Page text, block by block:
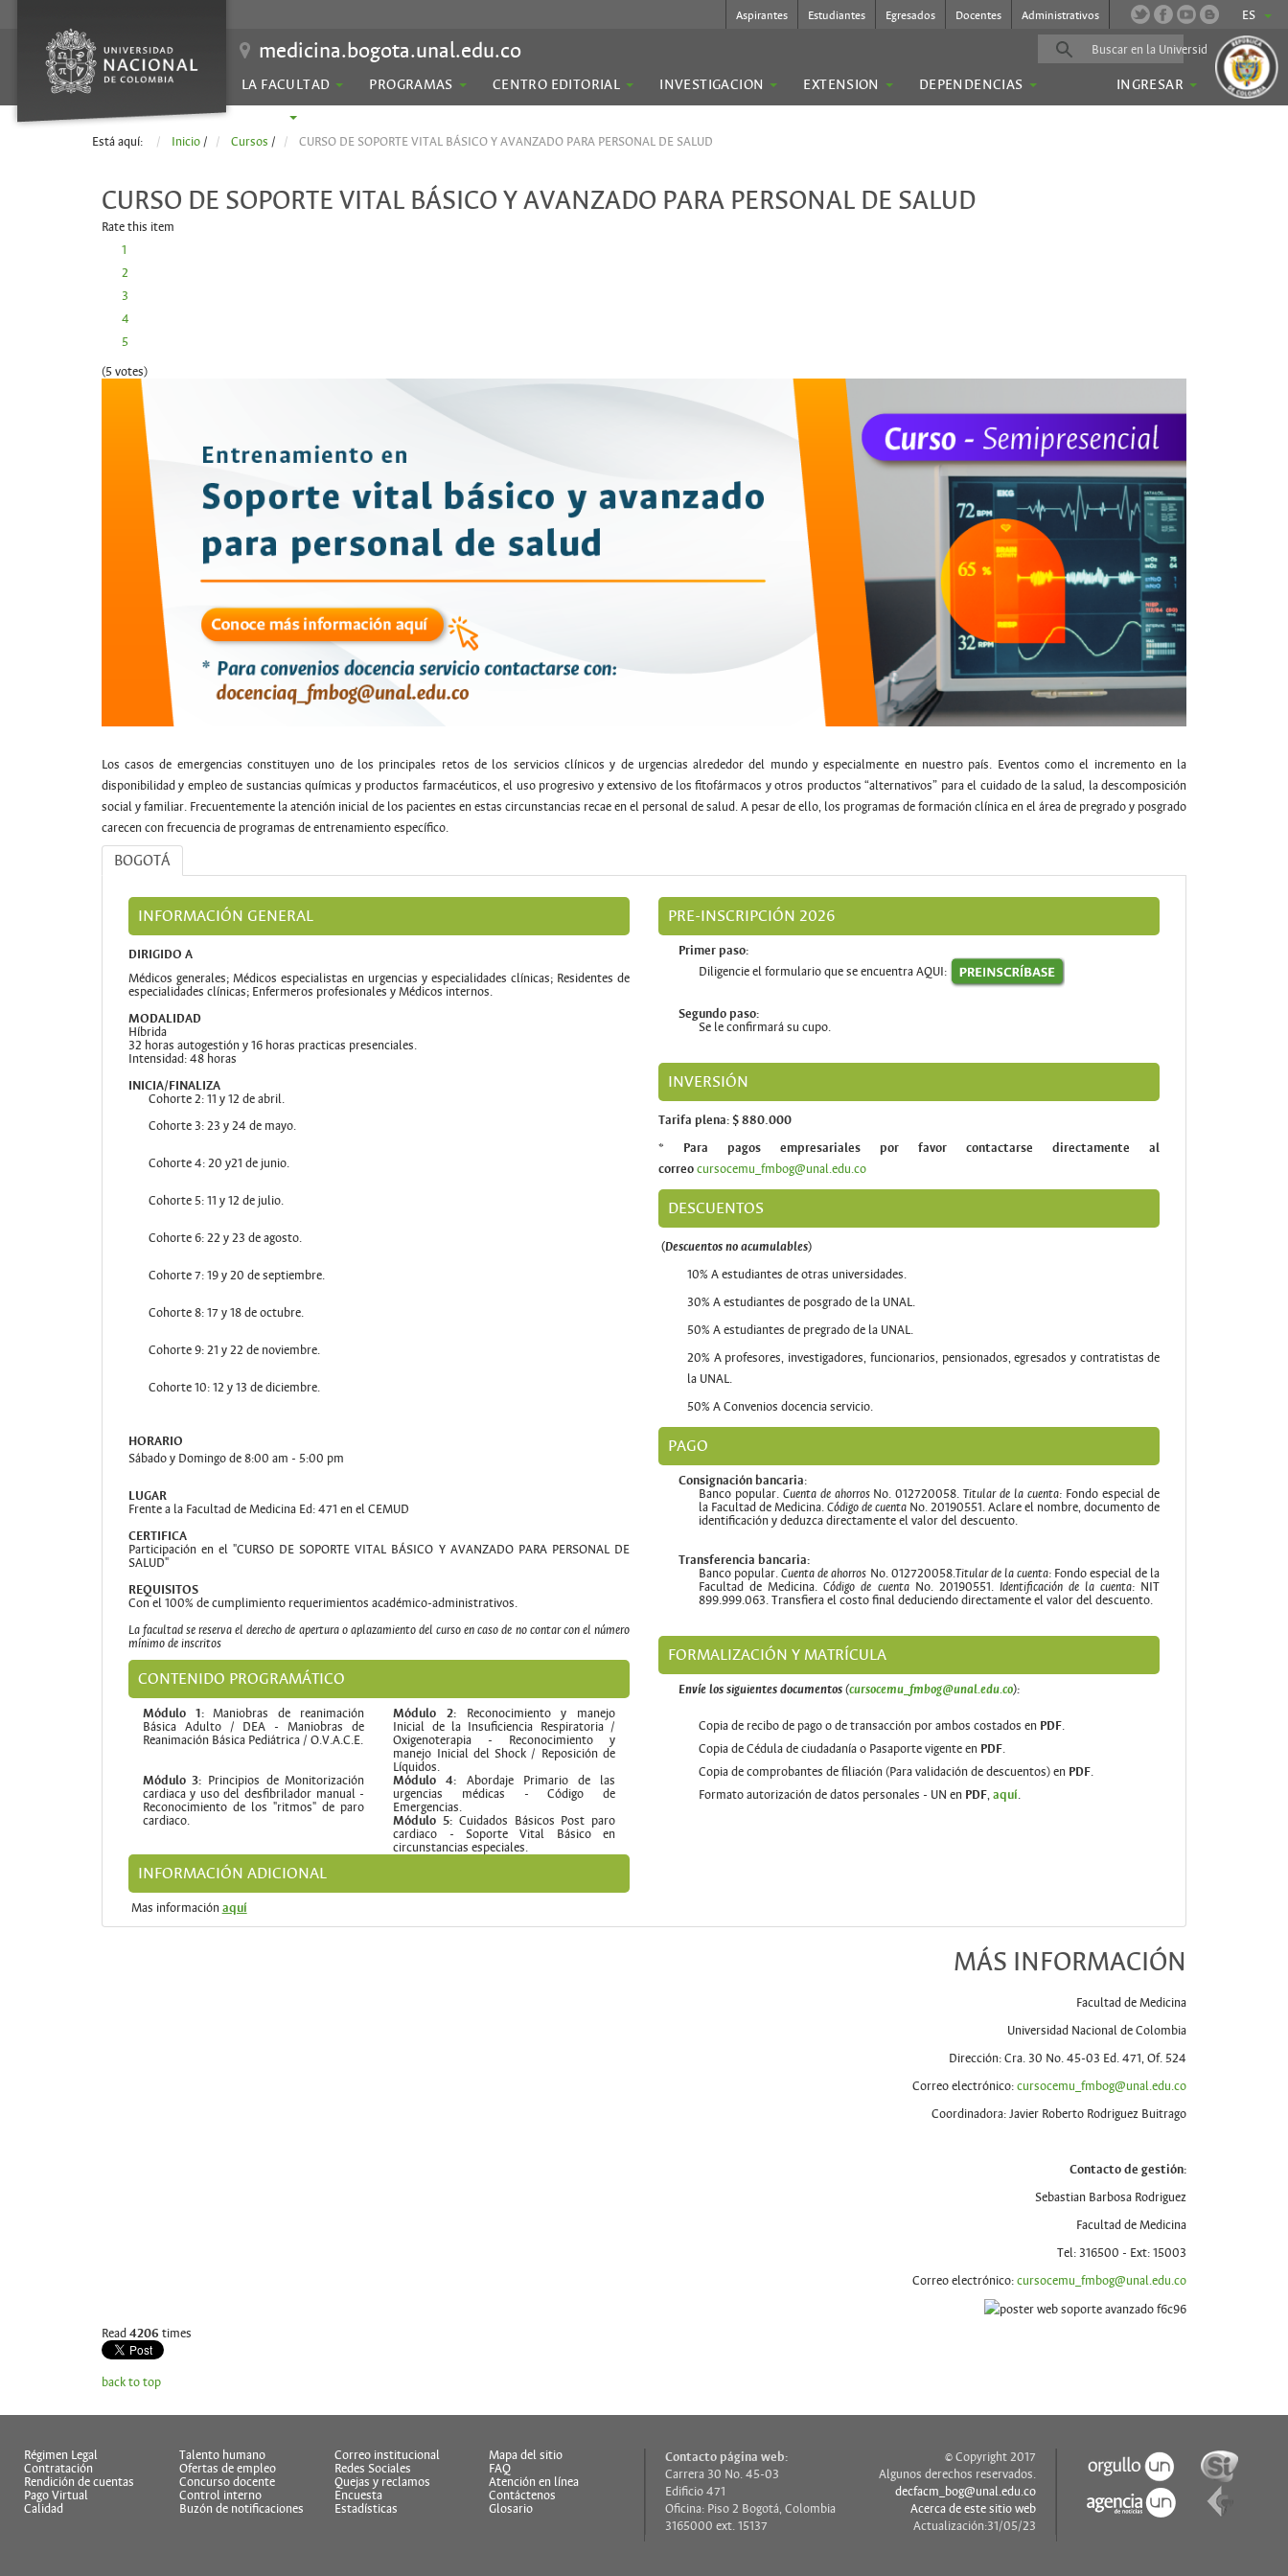
ES
Aspirantes Estudiantes Egresados Docentes Administrativos
medicina.bogota.unal.edu.co
LA FACULTAD PROGRAMAS CENTRO EDITORIAL INVESTIGACION EXTENSION DEPENDENCIAS
INGRESAR
Está aquí: Inicio / Cursos / CURSO DE SOPORTE VITAL BÁSICO Y AVANZADO PARA PERSONAL DE SALUD
CURSO DE SOPORTE VITAL BÁSICO Y AVANZADO PARA PERSONAL DE SALUD
Rate this item
1
2
3
4
5
(5 votes)
Los casos de emergencias constituyen uno de los principales retos de los servicios clínicos y de urgencias alrededor del mundo y especialmente en nuestro país. Eventos como el incremento en la
disponibilidad y empleo de sustancias químicas y productos farmacéuticos, el uso progresivo y extensivo de los fitofármacos y otros productos “alternativos” para el cuidado de la salud, la descomposición
social y familiar. Frecuentemente la atención inicial de los pacientes en estas circunstancias recae en el personal de salud. A pesar de ello, los programas de formación clínica en el área de pregrado y posgrado
carecen con frecuencia de programas de entrenamiento específico.
BOGOTÁ
INFORMACIÓN GENERAL
DIRIGIDO A
Médicos generales; Médicos especialistas en urgencias y especialidades clínicas; Residentes de
especialidades clínicas; Enfermeros profesionales y Médicos internos.
MODALIDAD
Híbrida
32 horas autogestión y 16 horas practicas presenciales.
Intensidad: 48 horas
INICIA/FINALIZA
Cohorte 2: 11 y 12 de abril.
Cohorte 3: 23 y 24 de mayo.
Cohorte 4: 20 y21 de junio.
Cohorte 5: 11 y 12 de julio.
Cohorte 6: 22 y 23 de agosto.
Cohorte 7: 19 y 20 de septiembre.
Cohorte 8: 17 y 18 de octubre.
Cohorte 9: 21 y 22 de noviembre.
Cohorte 10: 12 y 13 de diciembre.
HORARIO
Sábado y Domingo de 8:00 am - 5:00 pm
LUGAR
Frente a la Facultad de Medicina Ed: 471 en el CEMUD
CERTIFICA
Participación en el "CURSO DE SOPORTE VITAL BÁSICO Y AVANZADO PARA PERSONAL DE
SALUD"
REQUISITOS
Con el 100% de cumplimiento requerimientos académico-administrativos.
La facultad se reserva el derecho de apertura o aplazamiento del curso en caso de no contar con el número
mínimo de inscritos
CONTENIDO PROGRAMÁTICO
Módulo 1:Maniobras de reanimación
Básica Adulto / DEA - Maniobras de
Reanimación Básica Pediátrica / O.V.A.C.E.
Módulo 2:Reconocimiento y manejo
Inicial de la Insuficiencia Respiratoria /
Oxigenoterapia - Reconocimiento y
manejo Inicial del Shock / Reposición de
Líquidos.
Módulo 3: Principios de Monitorización
cardiaca y uso del desfibrilador manual -
Reconocimiento de los "ritmos" de paro
cardiaco.
Módulo 4: Abordaje Primario de las
urgencias médicas - Código de
Emergencias.
Módulo 5: Cuidados Básicos Post paro
cardiaco - Soporte Vital Básico en
circunstancias especiales.
INFORMACIÓN ADICIONAL
Mas informaciónaquí
PRE-INSCRIPCIÓN 2026
Primer paso:
Diligencie el formulario que se encuentra AQUI:
Segundo paso:
Se le confirmará su cupo.
INVERSIÓN
Tarifa plena: $ 880.000
* Para pagos empresariales por favor contactarse directamente al
correocursocemu_fmbog@unal.edu.co
DESCUENTOS
(Descuentos no acumulables)
10% A estudiantes de otras universidades.
30% A estudiantes de posgrado de la UNAL.
50% A estudiantes de pregrado de la UNAL.
20% A profesores, investigadores, funcionarios, pensionados, egresados y contratistas de
la UNAL.
50% A Convenios docencia servicio.
PAGO
Consignación bancaria:
Banco popular. Cuenta de ahorrosNo. 012720058.Titular de la cuenta:Fondo especial de
la Facultad de Medicina.Código de cuenta No. 20190551. Aclare el nombre, documento de
identificación y deduzca directamente el valor del descuento.
Transferencia bancaria:
Banco popular.Cuenta de ahorros No. 012720058.Titular de la cuenta:Fondo especial de la
Facultad de Medicina.Código de cuenta No. 20190551. Identificación de la cuenta: NIT
899.999.063. Transfiera el costo final deduciendo directamente el valor del descuento.
FORMALIZACIÓN Y MATRÍCULA
Envíe los siguientes documentos (cursocemu_fmbog@unal.edu.co):
Copia de recibo de pago o de transacción por ambos costados en PDF.
Copia de Cédula de ciudadanía o Pasaporte vigenteen PDF.
Copia de comprobantes de filiación (Para validación de descuentos)en PDF.
Formato autorización de datos personales - UN en PDF,aquí.
MÁS INFORMACIÓN
Facultad de Medicina
Universidad Nacional de Colombia
Dirección: Cra. 30 No. 45-03 Ed. 471, Of. 524
Correo electrónico:cursocemu_fmbog@unal.edu.co
Coordinadora: Javier Roberto Rodriguez Buitrago
Contacto de gestión:
Sebastian Barbosa Rodriguez
Facultad de Medicina
Tel: 316500 - Ext: 15003
Correo electrónico:cursocemu_fmbog@unal.edu.co
Read 4206 times
back to top
Régimen Legal
Talento humano
Contratación
Ofertas de empleo
Rendición de cuentas
Concurso docente
Pago Virtual
Control interno
Calidad
Buzón de notificaciones
Correo institucional
Mapa del sitio
Redes Sociales
FAQ
Quejas y reclamos
Atención en línea
Encuesta
Contáctenos
Estadísticas
Glosario
Contacto página web:
Carrera 30 No. 45-03
Edificio 471
Oficina: Piso 2 Bogotá, Colombia
3165000 ext. 15137
© Copyright 2017
Algunos derechos reservados.
decfacm_bog@unal.edu.co
Acerca de este sitio web
Actualización:31/05/23